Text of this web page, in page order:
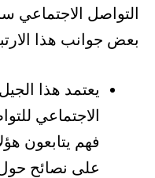
التواصل الاجتماعي
بعض جوانب هذا
يعتمد هذا
الاجتماعي
فهم يتابعون
على نصائح